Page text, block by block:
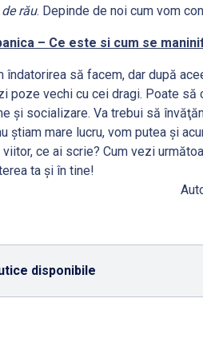
rău. Depinde de noi cum vom
– Ce este si cum se
să facem, dar după
poze vechi cu cei dragi. Poate să
şi socializare. Va trebui să
ştiam mare lucru, vom putea şi
ce ai scrie? Cum vezi
ta şi în tine!
disponibile